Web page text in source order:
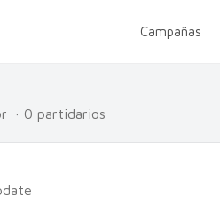
Campañas
· 0 partidarios